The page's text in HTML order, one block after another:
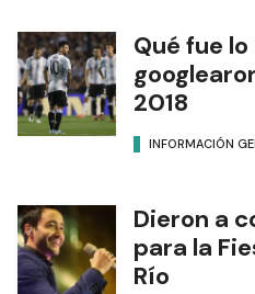
Qué fue
2018
INFORMACIÓN
Dieron a
para la
Río